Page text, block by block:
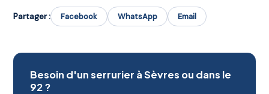
Partager : Facebook WhatsApp Email
Besoin d'un serrurier à Sèvres ou dans le
92 ?